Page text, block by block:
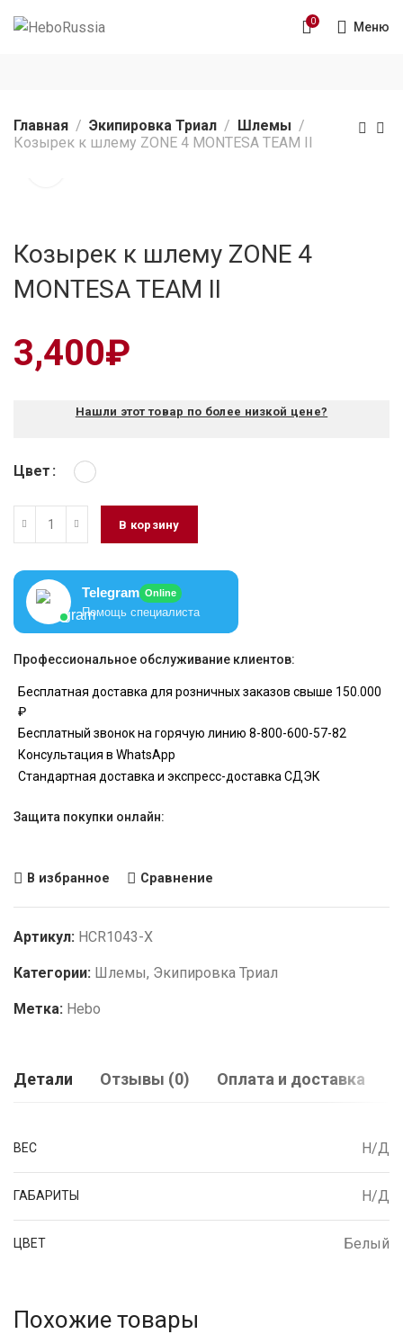
0 Меню
Главная Экипировка Триал
Шлемы
Козырек к шлему ZONE 4 MONTESA TEAM II
Козырек к шлему ZONE 4
MONTESA TEAM II
3,400₽
Нашли этот товар по более низкой цене?
Цвет
В корзину
Telegram Online
Помощь специалиста
Профессиональное обслуживание клиентов:
Бесплатная доставка для розничных заказов свыше 150.000
₽
Бесплатный звонок на горячую линию 8-800-600-57-82
Консультация в WhatsApp
Стандартная доставка и экспресс-доставка СДЭК
Защита покупки онлайн:
В избранное Сравнение
Артикул: HCR1043-X
Категории: Шлемы, Экипировка Триал
Метка: Hebo
Детали Отзывы (0) Оплата и доставка
ВЕС Н/Д
ГАБАРИТЫ Н/Д
ЦВЕТ Белый
Похожие товары